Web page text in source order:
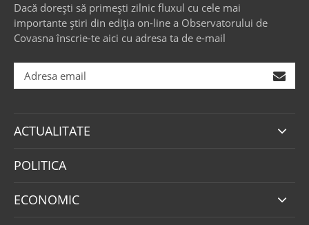
Dacă dorești să primești zilnic fluxul cu cele mai
importante știri din ediția on-line a Observatorului de
Covasna înscrie-te aici cu adresa ta de e-mail
ACTUALITATE
POLITICA
ECONOMIC